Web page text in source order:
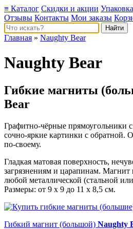
≡ Каталог Скидки и акции
Отзывы Контакты Мои заказы
Главная » Naughty Bear
Naughty Bear
Гибкие магниты
Bear
Графитно-чёрные прямоугольники
сочно-яркие картинки с обратной.
по-своему.
Гладкая матовая поверхность,
загрязнениям и царапинам. Магнит
любой металлической (стальной
Размеры: от 9 х 9 до 11 х 8,5 см.
Гибкий магнит (большой) Naughty